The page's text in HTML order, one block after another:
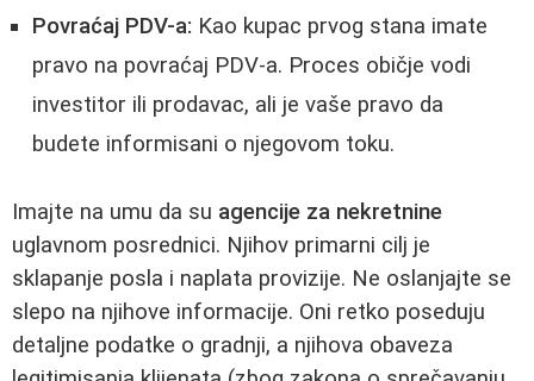
Povraćaj PDV-a: Kao kupac prvog stana imate
pravo na povraćaj PDV-a. Proces običje vodi
investitor ili prodavac, ali je vaše pravo da
budete informisani o njegovom toku.
Imajte na umu da su agencije za nekretnine
uglavnom posrednici. Njihov primarni cilj je
sklapanje posla i naplata provizije. Ne oslanjajte se
slepo na njihove informacije. Oni retko poseduju
detaljne podatke o gradnji, a njihova obaveza